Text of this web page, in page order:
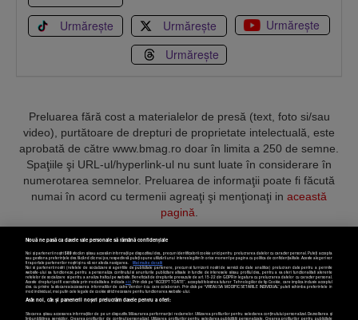
Urmărește Urmărește
Urmărește
Urmărește
Preluarea fără cost a materialelor de presă (text, foto si/sau
video), purtătoare de drepturi de proprietate intelectuală, este
aprobată de către www.bmag.ro doar în limita a 250 de semne.
Spaţiile şi URL-ul/hyperlink-ul nu sunt luate în considerare în
numerotarea semnelor. Preluarea de informaţii poate fi făcută
numai în acord cu termenii agreaţi şi menţionaţi in această
pagină.
Termeni și condiții Confidențialitate Cookies Contact
Copyright © 2025 BUSINESSMEX S.A.
Nouă ne pasă ca datele tale personale să rămână confidențiale
Noi și partenerii noștri589stocăm și/sau accesăm informații pe dispozitivul dvs., precum identificatorii cookie unici pentru prelucrarea datelor cu caracter personal. Puteți accepta
sau gestiona preferințele dvs. făcând clic mai jos, respectiv vă puteți opune utilizării unui interes legitim în orice moment pe pagina cu politica de confidențialitate. Aceste alegeri vor
fi raportate partenerilor noștri și nu vă vor afecta navigarea.
Mai multe detalii
Noi si partenerii nostri (retelele de socializare si agentiile de publicitate partenere, precum si furnizorii nostri de servicii de date analitice) prelucram date pentru a permite
website-ului sa functioneze, pentru a personaliza continutul si anunturile publicitare afisate in functie de interesele si/sau profilul dvs., pentru a va oferi functionalitati aferente
retelelor de socializare si pentru a analiza traficul pe website. Beneficiati de drepturile prevazute de art. 15-22 din GDPR in legatura cu prelucrarea datelor cu caracter personal.
Aceste drepturi pot fi exercitate prin modalitatea indicataaici. Prin click pe “ACCEPT TOATE”, acceptati folosirea tuturor Tehnologiilor de tip Cookie, care implica inclusiv acceptul
dvs. cu privire la stocarea/accesarea informatiilor de catre Vendor-ii cu care colaboram. Prin click pe “VREAU SA MODIFIC SETARILE INDIVIDUAL” puteti schimba preferintele in
mod individual, mai putin cele legate de cookie strict necesare pentru functionarea website-ului.
Atât noi, cât și partenerii noștri prelucrăm datele pentru a oferi:
Stocarea și/sau accesarea informațiilor de pe un dispozitiv. Măsurarea performanței reclamelor. Utilizarea profilurilor pentru selectarea conținutului personalizat. Dezvoltarea și
îmbunătățirea serviciilor. Crearea profilurilor de conținut personalizat. Utilizarea profilurilor pentru selectarea publicității personalizate. Crearea profilurilor pentru publicitate